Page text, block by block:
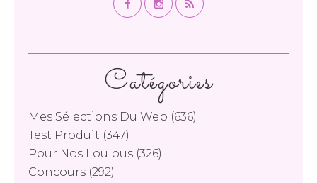
Catégories
Mes Sélections Du Web (636)
Test Produit (347)
Pour Nos Loulous (326)
Concours (292)